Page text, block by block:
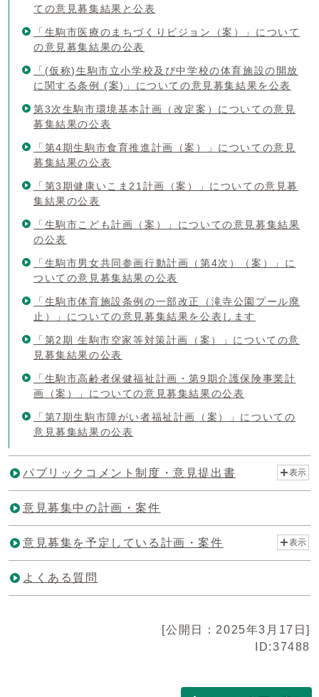
ての意見募集結果と公表
「生駒市医療のまちづくりビジョン（案）」について
の意見募集結果の公表
「(仮称)生駒市立小学校及び中学校の体育施設の開放
に関する条例 (案)」についての意見募集結果を公表
第3次生駒市環境基本計画（改定案）についての意見
募集結果の公表
「第4期生駒市食育推進計画（案）」についての意見
募集結果の公表
「第3期健康いこま21計画（案）」についての意見募
集結果の公表
「生駒市こども計画（案）」についての意見募集結果
の公表
「生駒市男女共同参画行動計画（第4次）（案）」に
ついての意見募集結果の公表
「生駒市体育施設条例の一部改正（滝寺公園プール廃
止）」についての意見募集結果を公表します
「第2期 生駒市空家等対策計画（案）」についての意
見募集結果の公表
「生駒市高齢者保健福祉計画・第9期介護保険事業計
画（案）」についての意見募集結果の公表
「第7期生駒市障がい者福祉計画（案）」についての
意見募集結果の公表
パブリックコメント制度・意見提出書 表示
意見募集中の計画・案件
意見募集を予定している計画・案件 表示
よくある質問
[公開日：2025年3月17日]
ID:37488